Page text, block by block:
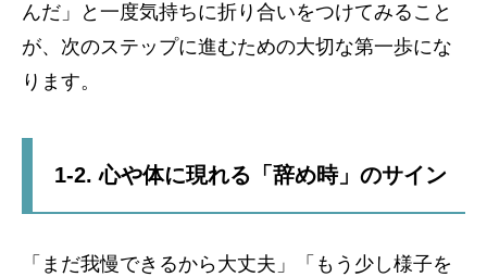
んだ」と一度気持ちに折り合いをつけてみること
が、次のステップに進むための大切な第一歩にな
ります。
1-2. 心や体に現れる「辞め時」のサイン
「まだ我慢できるから大丈夫」「もう少し様子を